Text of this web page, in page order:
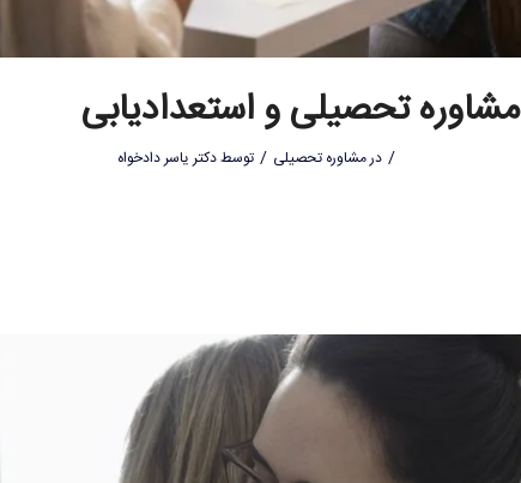
مشاوره تحصیلی و استعدادیابی
/ درمشاوره تحصیلی / توسطدکتر یاسر دادخواه